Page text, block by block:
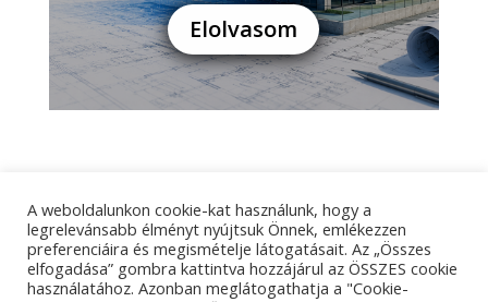
Elolvasom
Adatkezelési tájékoztató
Impresszum
Kapcsolat
A weboldalunkon cookie-kat használunk, hogy a
legrelevánsabb élményt nyújtsuk Önnek, emlékezzen
preferenciáira és megismételje látogatásait. Az „Összes
elfogadása” gombra kattintva hozzájárul az ÖSSZES cookie
használatához. Azonban meglátogathatja a "Cookie-